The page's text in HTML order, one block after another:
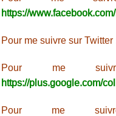
https://
Pour me suivre sur Twitter
Pour me
https://plus.google.com/
Pour me